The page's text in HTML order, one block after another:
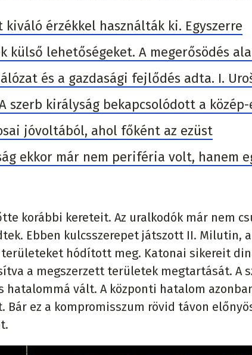
érzékkel használták ki. Egyszerre
lehetőségeket. A megerősödés
és a gazdasági fejlődés adta. I.
szerb királyság bekapcsolódott a
jóvoltából, ahol főként az ezüst
ekkor már nem periféria volt, hanem
korábbi kereteit. Az uralkodók már nem
Ebben kulcsszerepet játszott II. Milutin,
hódított meg. Katonai sikereit
a megszerzett területek megtartását. A
vált. A központi hatalom
ez a kompromisszum rövid távon